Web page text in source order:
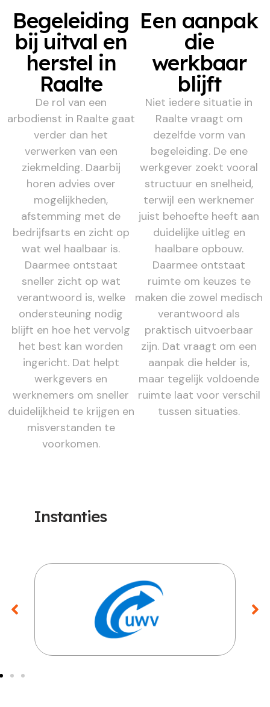
Begeleiding
bij uitval en
herstel in
Raalte
De rol van een
arbodienst in Raalte gaat
verder dan het
verwerken van een
ziekmelding. Daarbij
horen advies over
mogelijkheden,
afstemming met de
bedrijfsarts en zicht op
wat wel haalbaar is.
Daarmee ontstaat
sneller zicht op wat
verantwoord is, welke
ondersteuning nodig
blijft en hoe het vervolg
het best kan worden
ingericht. Dat helpt
werkgevers en
werknemers om sneller
duidelijkheid te krijgen en
misverstanden te
voorkomen.
Een aanpak
die
werkbaar
blijft
Niet iedere situatie in
Raalte vraagt om
dezelfde vorm van
begeleiding. De ene
werkgever zoekt vooral
structuur en snelheid,
terwijl een werknemer
juist behoefte heeft aan
duidelijke uitleg en
haalbare opbouw.
Daarmee ontstaat
ruimte om keuzes te
maken die zowel medisch
verantwoord als
praktisch uitvoerbaar
zijn. Dat vraagt om een
aanpak die helder is,
maar tegelijk voldoende
ruimte laat voor verschil
tussen situaties.
Instanties